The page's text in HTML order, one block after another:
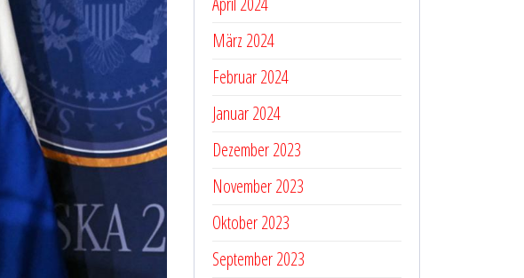
März 2024
Februar 2024
Januar 2024
Dezember 2023
November 2023
Oktober 2023
September 2023